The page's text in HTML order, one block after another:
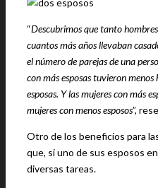
“Descubrimos que tanto
cuantos más años llevaban
el número de parejas de una
con más esposas tuvieron
esposas. Y las mujeres con más
mujeres con menos esposos”,
Otro de los beneficios para
que, si uno de sus esposos
diversas tareas.